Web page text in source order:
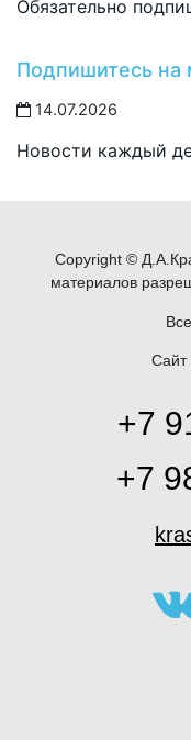
Обязательно
Подпишитесь на
14.07.2026
Новости каждый
Copyright ©
материалов
Сайт
+7
+7